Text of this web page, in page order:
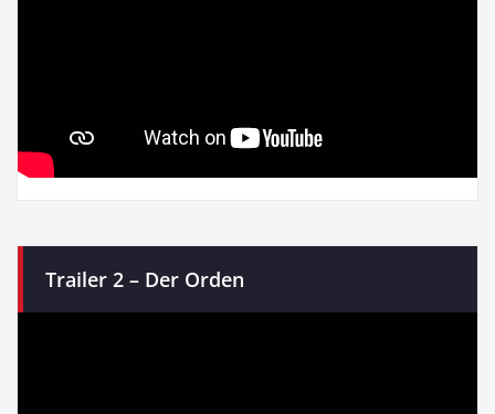
Trailer 2 – Der Orden